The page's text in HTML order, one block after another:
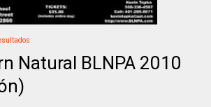
Natural BLNPA 2010